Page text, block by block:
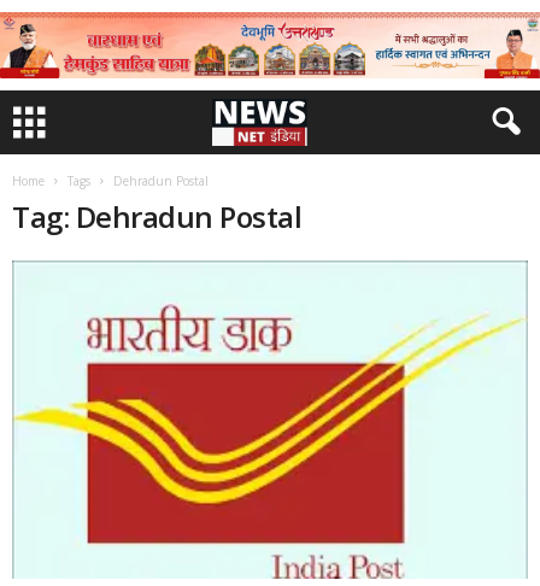
Home Tags Dehradun Postal
Tag: Dehradun Postal